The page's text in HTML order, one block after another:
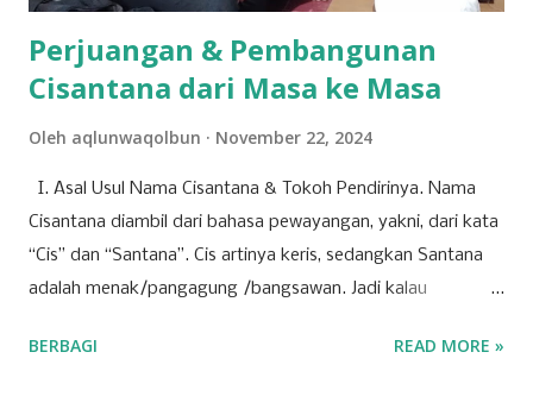
struktur DPC ke depan 202...
Perjuangan & Pembangunan
Cisantana dari Masa ke Masa
Oleh aqlunwaqolbun November 22, 2024
I. Asal Usul Nama Cisantana & Tokoh Pendirinya. Nama
Cisantana diambil dari bahasa pewayangan, yakni, dari kata
“Cis” dan “Santana”. Cis artinya keris, sedangkan Santana
adalah menak/pangagung /bangsawan. Jadi kalau
pangagung/ bangsawan, atau juga bisa berarti seorang
BERBAGI READ MORE »